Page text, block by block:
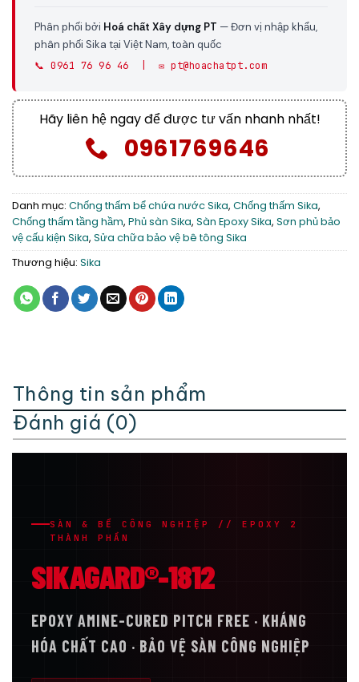
Phân phối bởi Hoá chất Xây dựng PT — Đơn vị nhập khẩu,
phân phối Sika tại Việt Nam, toàn quốc
📞 0961 76 96 46 | ✉️ pt@hoachatpt.com
Hãy liên hệ ngay để được tư vấn nhanh nhất!
0961769646
Danh mục: Chống thấm bể chứa nước Sika, Chống thấm Sika,
Chống thấm tầng hầm, Phủ sàn Sika, Sàn Epoxy Sika, Sơn phủ bảo
vệ cấu kiện Sika, Sửa chữa bảo vệ bê tông Sika
Thương hiệu: Sika
Thông tin sản phẩm
Đánh giá (0)
SÀN & BỂ CÔNG NGHIỆP // EPOXY 2
THÀNH PHẦN
SIKAGARD®-1812
EPOXY AMINE-CURED PITCH FREE · KHÁNG
HÓA CHẤT CAO · BẢO VỆ SÀN CÔNG NGHIỆP